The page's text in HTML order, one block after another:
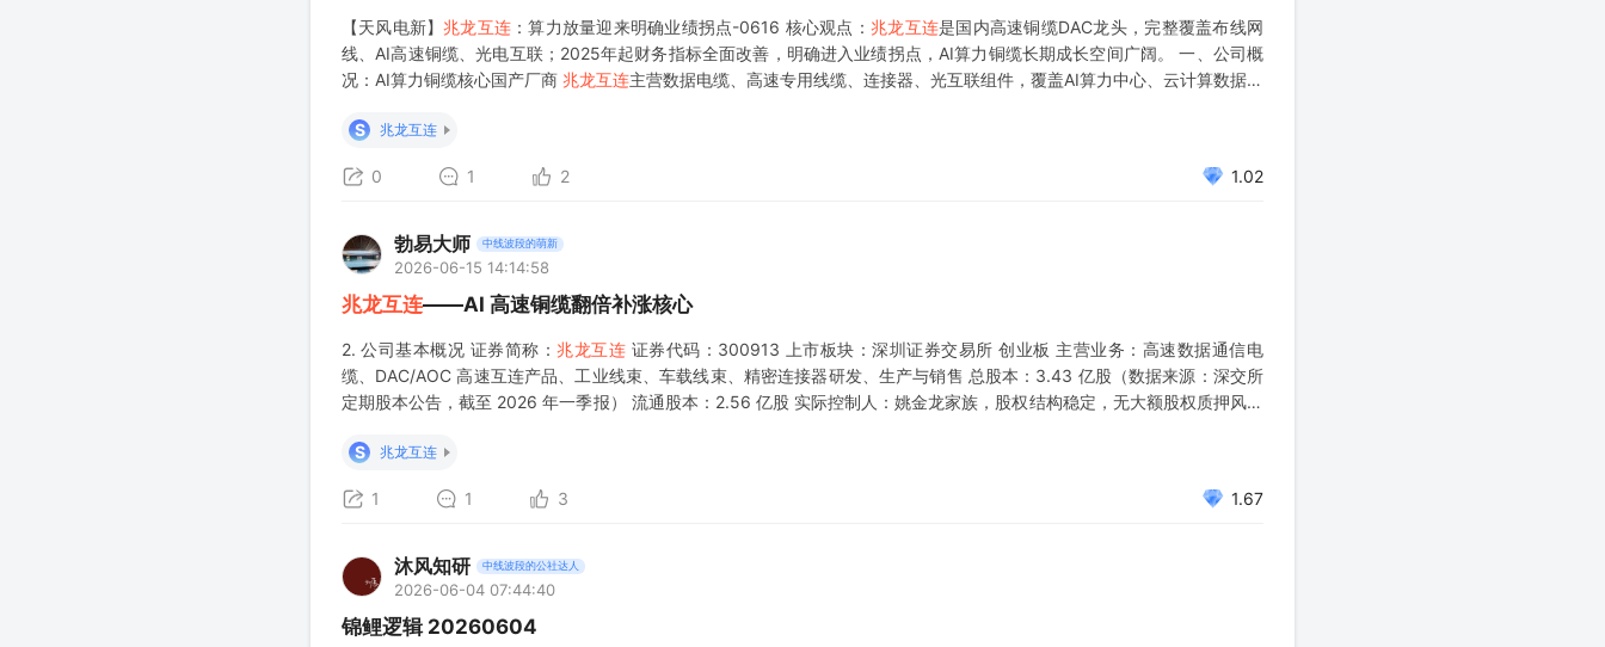
【天风电新】 兆龙互连 ：算力放量迎来明确业绩拐点-0616 核心观点： 兆龙互连是国内高速铜缆DAC龙头，完整覆盖布线网
线、AI高速铜缆、光电互联；2025年起财务指标全面改善，明确进入业绩拐点，AI算力铜缆长期成长空间广阔。 一、公司概
况：AI算力铜缆核心国产厂商 兆龙互连主营数据电缆、高速专用线缆、连接器、光互联组件，覆盖AI算力中心、云计算数据中
S
兆龙互连
0 1 2 1.02
勃易大师 中线波段的萌新
2026-06-15 14:14:58
兆龙互连——AI 高速铜缆翻倍补涨核心
2. 公司基本概况 证券简称： 兆龙互连 证券代码：300913 上市板块：深圳证券交易所 创业板 主营业务：高速数据通信电
缆、DAC/AOC 高速互连产品、工业线束、车载线束、精密连接器研发、生产与销售 总股本：3.43 亿股（数据来源：深交所
定期股本公告，截至 2026 年一季报） 流通股本：2.56 亿股 实际控制人：姚金龙家族，股权结构稳定，无大额股权质押风险
S
兆龙互连
1 1 3 1.67
沐风知研 中线波段的公社达人
2026-06-04 07:44:40
锦鲤逻辑 20260604